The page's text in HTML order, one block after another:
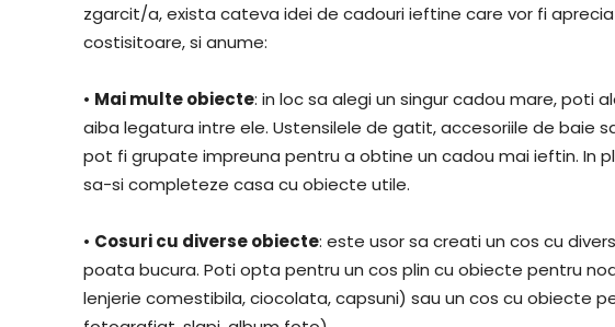
zgarcit/a, exista cateva idei de cadouri ieftine care vor fi
costisitoare, si anume:
• Mai multe obiecte: in loc sa alegi un singur cadou mare, poti
aiba legatura intre ele. Ustensilele de gatit, accesoriile de baie
pot fi grupate impreuna pentru a obtine un cadou mai ieftin. In
sa-si completeze casa cu obiecte utile.
• Cosuri cu diverse obiecte: este usor sa creati un cos cu
poata bucura. Poti opta pentru un cos plin cu obiecte pentru
lenjerie comestibila, ciocolata, capsuni) sau un cos cu obiecte